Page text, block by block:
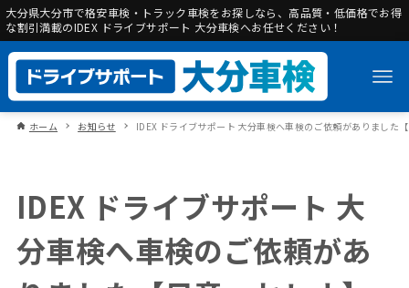
大分県大分市で格安車検・トラック車検をお探しなら、高品質・低価格でお得
な割引満載のIDEX ドライブサポート 大分車検へお任せください！
ホーム お知らせ IDEX ドライブサポート 大分車検へ車検のご依頼がありました
IDEX ドライブサポート 大
分車検へ車検のご依頼があ